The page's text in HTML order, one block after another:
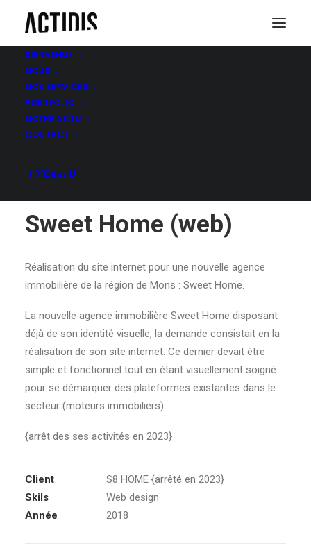
BIENVENUE
NOUS
NOS SERVICES
PORTFOLIO
NOTRE ACTU
CONTACT
SWEET HOME (WEB)
Sweet Home (web)
Réalisation du site internet pour une nouvelle agence
immobilière de la région de Mons : Sweet Home.
La nouvelle agence immobilière Sweet Home disposant
déjà de son identité visuelle, la demande consistait en la
réalisation de son site internet. Ce dernier devait être
simple et fonctionnel tout en étant visuellement soigné
pour se démarquer des plateformes existantes dans le
secteur (moteurs immobiliers).
{arrêt des ses activités en 2023}
Client
S8 HOME {arrêté en 2023}
Skils
Web design
Année
2018